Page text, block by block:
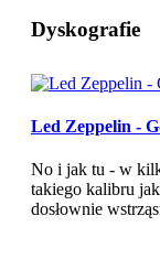
Dyskografie
Led Zeppelin -
No i jak tu - w
takiego kalibru
dosłownie